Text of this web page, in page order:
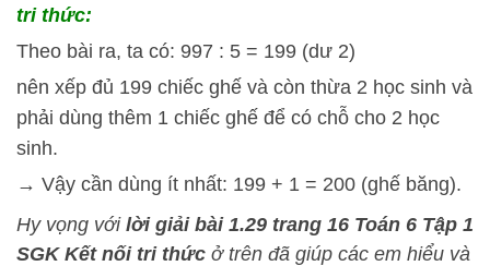
tri thức:
Theo bài ra, ta có: 997 : 5 = 199 (dư 2)
nên xếp đủ 199 chiếc ghế và còn thừa 2 học sinh và
phải dùng thêm 1 chiếc ghế để có chỗ cho 2 học
sinh.
→ Vậy cần dùng ít nhất: 199 + 1 = 200 (ghế băng).
Hy vọng với lời giải bài 1.29 trang 16 Toán 6 Tập 1
SGK Kết nối tri thức ở trên đã giúp các em hiểu và